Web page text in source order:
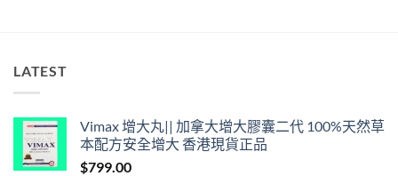
LATEST
Vimax 增大丸|| 加拿大增大膠囊二代 100%天然草
本配方安全增大 香港現貨正品
$799.00